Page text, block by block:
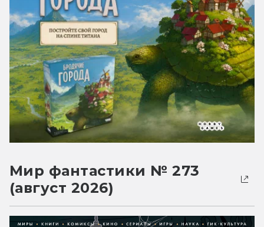
Мир фантастики № 273
(август 2026)